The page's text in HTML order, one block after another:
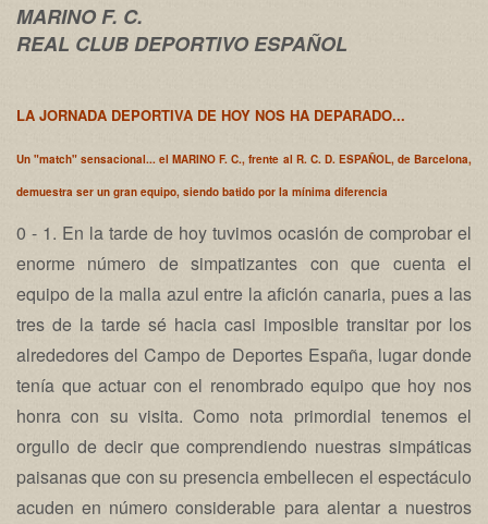
MARINO F. C.
REAL CLUB DEPORTIVO ESPAÑOL
LA JORNADA DEPORTIVA DE HOY NOS HA DEPARADO...
Un "match" sensacional... el MARINO F. C., frente al R. C. D. ESPAÑOL, de Barcelona,
demuestra ser un gran equipo, siendo batido por la mínima diferencia
0 - 1. En la tarde de hoy tuvimos ocasión de comprobar el
enorme número de simpatizantes con que cuenta el
equipo de la malla azul entre la afición canaria, pues a las
tres de la tarde sé hacia casi imposible transitar por los
alrededores del Campo de Deportes España, lugar donde
tenía que actuar con el renombrado equipo que hoy nos
honra con su visita. Como nota primordial tenemos el
orgullo de decir que comprendiendo nuestras simpáticas
paisanas que con su presencia embellecen el espectáculo
acuden en número considerable para alentar a nuestros